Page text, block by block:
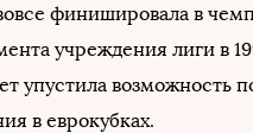
финишировала в
учреждения лиги в
упустила возможность
в еврокубках.